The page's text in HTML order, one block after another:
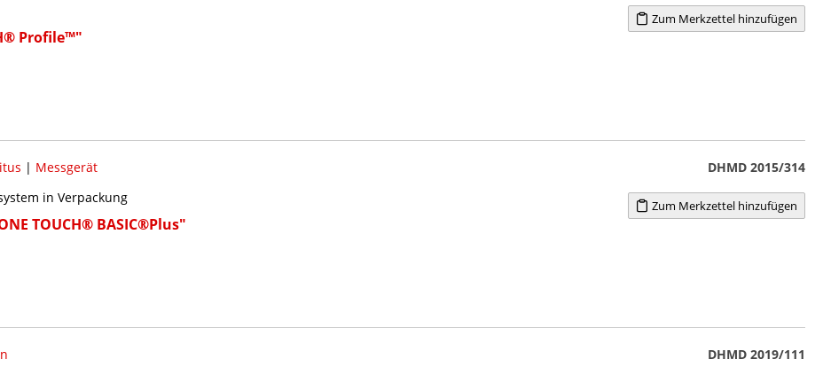
Profile™"
Zum Merkzettel hinzufügen
| Messgerät
in Verpackung
TOUCH® BASIC®Plus"
DHMD 2015/314
Zum Merkzettel hinzufügen
DHMD 2019/111